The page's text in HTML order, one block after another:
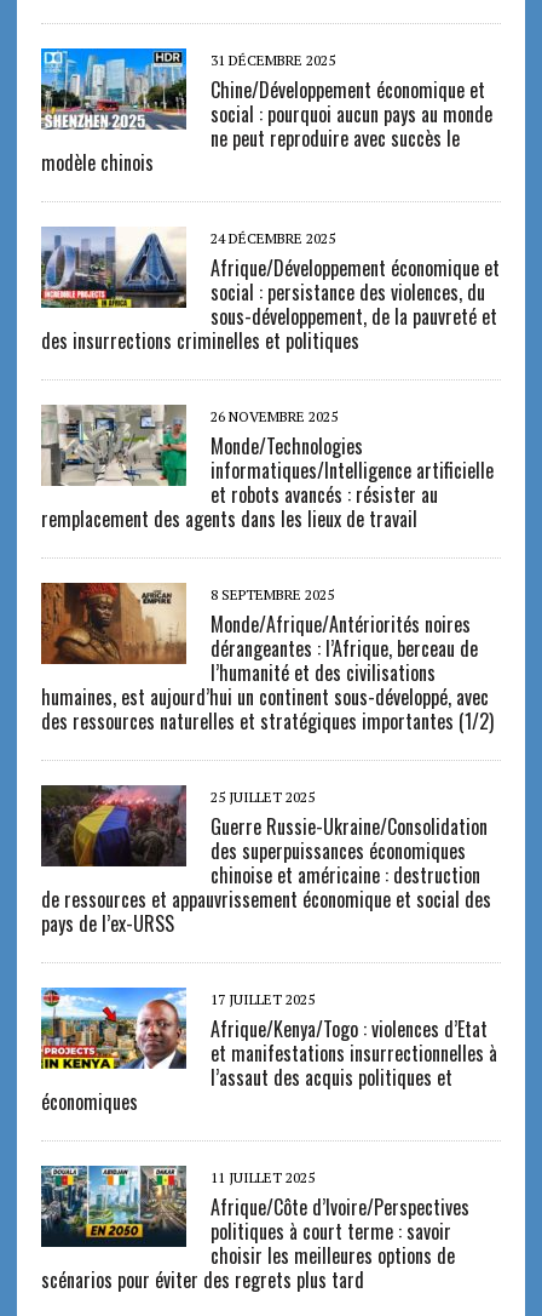
31 DÉCEMBRE 2025
Chine/Développement économique et
social : pourquoi aucun pays au monde
ne peut reproduire avec succès le
modèle chinois
24 DÉCEMBRE 2025
Afrique/Développement économique et
social : persistance des violences, du
sous-développement, de la pauvreté et
des insurrections criminelles et politiques
26 NOVEMBRE 2025
Monde/Technologies
informatiques/Intelligence artificielle
et robots avancés : résister au
remplacement des agents dans les lieux de travail
8 SEPTEMBRE 2025
Monde/Afrique/Antériorités noires
dérangeantes : l’Afrique, berceau de
l’humanité et des civilisations
humaines, est aujourd’hui un continent sous-développé, avec
des ressources naturelles et stratégiques importantes (1/2)
25 JUILLET 2025
Guerre Russie-Ukraine/Consolidation
des superpuissances économiques
chinoise et américaine : destruction
de ressources et appauvrissement économique et social des
pays de l’ex-URSS
17 JUILLET 2025
Afrique/Kenya/Togo : violences d’Etat
et manifestations insurrectionnelles à
l’assaut des acquis politiques et
économiques
11 JUILLET 2025
Afrique/Côte d’Ivoire/Perspectives
politiques à court terme : savoir
choisir les meilleures options de
scénarios pour éviter des regrets plus tard